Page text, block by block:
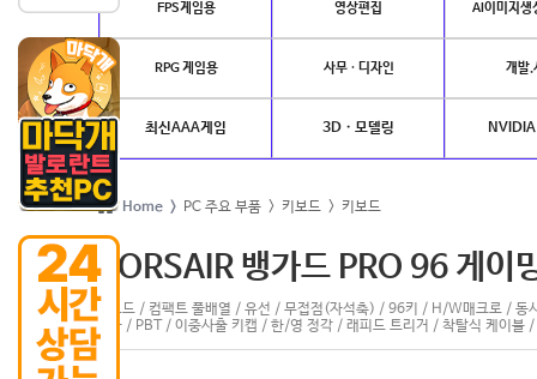
FPS게임용 영상편집 AI이미지생
RPG 게임용 사무 · 디자인 개발.
최신AAA게임 3D · 모델링
Home > PC 주요 부품 > 키보드 > 키보드
CORSAIR 뱅가드 PRO 96 게이
키보드 / 컴팩트 풀배열 / 유선 / 무접점(자석축) / 96키 / H/W매크로 /
잠금 / PBT / 이중사출 키캡 / 한/영 정각 / 래피드 트리거 / 착탈식 케이